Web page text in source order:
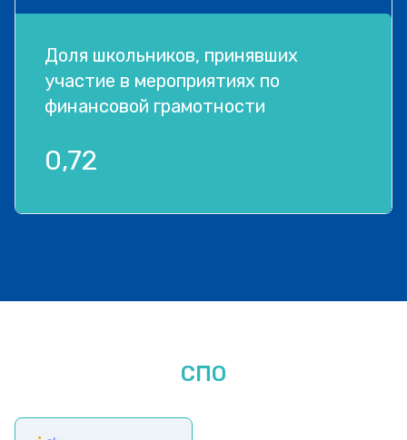
Доля школьников, принявших
участие в мероприятиях по
финансовой грамотности
0,72
СПО